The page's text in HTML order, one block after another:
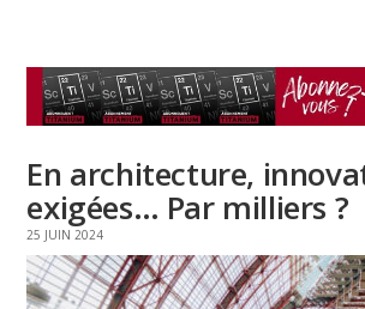
En architecture,
exigées… Par milliers ?
25 JUIN 2024